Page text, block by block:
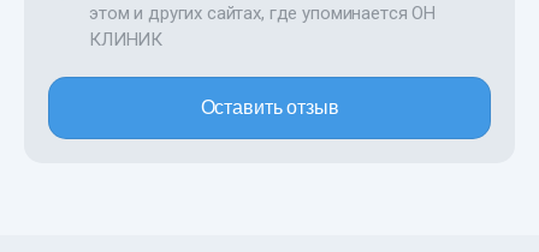
этом и других сайтах, где упоминается ОН
КЛИНИК
Оставить отзыв